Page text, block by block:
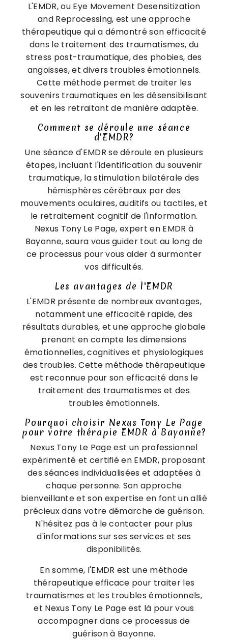
L'EMDR, ou Eye Movement Desensitization
and Reprocessing, est une approche
thérapeutique qui a démontré son efficacité
dans le traitement des traumatismes, du
stress post-traumatique, des phobies, des
angoisses, et divers troubles émotionnels.
Cette méthode permet de traiter les
souvenirs traumatiques en les désensibilisant
et en les retraitant de manière adaptée.
Comment se déroule une séance
d'EMDR?
Une séance d'EMDR se déroule en plusieurs
étapes, incluant l'identification du souvenir
traumatique, la stimulation bilatérale des
hémisphères cérébraux par des
mouvements oculaires, auditifs ou tactiles, et
le retraitement cognitif de l'information.
Nexus Tony Le Page, expert en EMDR à
Bayonne, saura vous guider tout au long de
ce processus pour vous aider à surmonter
vos difficultés.
Les avantages de l'EMDR
L'EMDR présente de nombreux avantages,
notamment une efficacité rapide, des
résultats durables, et une approche globale
prenant en compte les dimensions
émotionnelles, cognitives et physiologiques
des troubles. Cette méthode thérapeutique
est reconnue pour son efficacité dans le
traitement des traumatismes et des
troubles émotionnels.
Pourquoi choisir Nexus Tony Le Page
pour votre thérapie EMDR à Bayonne?
Nexus Tony Le Page est un professionnel
expérimenté et certifié en EMDR, proposant
des séances individualisées et adaptées à
chaque personne. Son approche
bienveillante et son expertise en font un allié
précieux dans votre démarche de guérison.
N'hésitez pas à le contacter pour plus
d'informations sur ses services et ses
disponibilités.
En somme, l'EMDR est une méthode
thérapeutique efficace pour traiter les
traumatismes et les troubles émotionnels,
et Nexus Tony Le Page est là pour vous
accompagner dans ce processus de
guérison à Bayonne.